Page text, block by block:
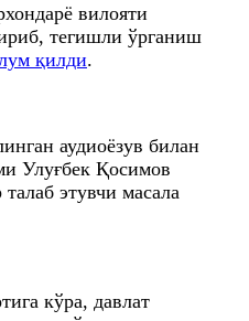
вилояти
тегишли ўрганиш
қилди.
аудиоёзув билан
Улуғбек Қосимов
этувчи масала
кўра, давлат